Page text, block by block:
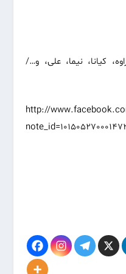
کیانا، نیما، علی، و…/
http://